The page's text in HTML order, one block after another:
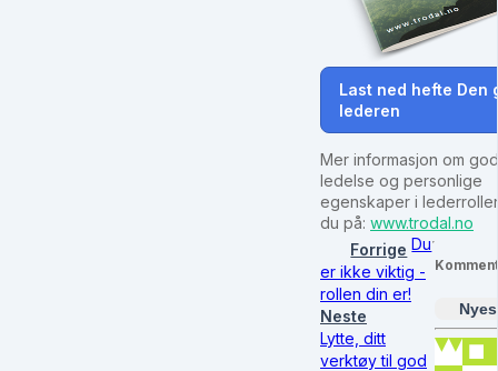
Last ned hefte Den
lederen
Mer informasjon om god
ledelse og personlige
egenskaper i
du på: www.trodal.no
Forrige Du
er ikke viktig -
rollen din er!
Neste
Lytte, ditt
verktøy til god